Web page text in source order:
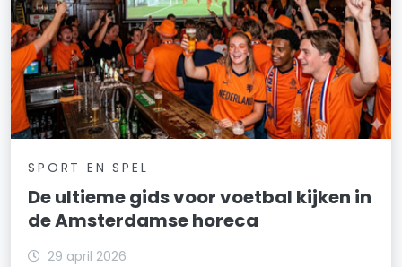
SPORT EN SPEL
De ultieme gids voor voetbal kijken in
de Amsterdamse horeca
29 april 2026